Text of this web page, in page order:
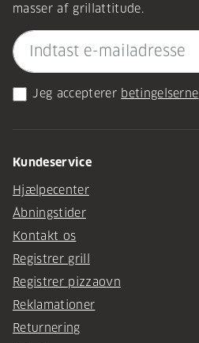
masser af grillattitude.
Jeg accepterer betingelserne
Kundeservice
Hjælpecenter
Åbningstider
Kontakt os
Registrer grill
Registrer pizzaovn
Reklamationer
Returnering